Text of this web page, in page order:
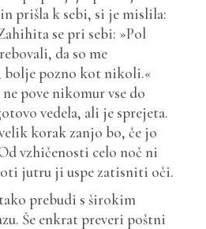
prišla k sebi, si je mislila:
se pri sebi: »Pol
da so me
pozno kot nikoli.«
pove nikomur vse do
vedela, ali je sprejeta.
korak zanjo bo, če jo
vzhičenosti celo noč ni
jutru ji uspe zatisniti oči.
prebudi s širokim
Še enkrat preveri poštni